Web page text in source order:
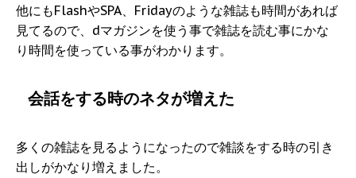
他にもFlashやSPA、Fridayのような雑誌も時間があれば
見てるので、dマガジンを使う事で雑誌を読む事にかな
り時間を使っている事がわかります。
会話をする時のネタが増えた
多くの雑誌を見るようになったので雑談をする時の引き
出しがかなり増えました。